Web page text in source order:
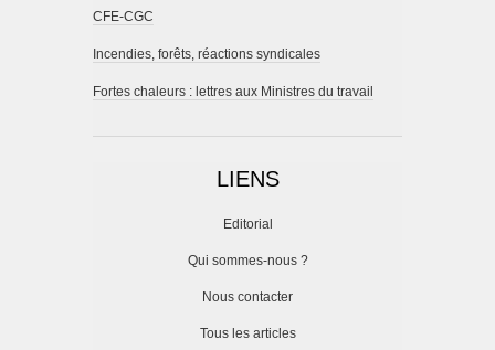
CFE-CGC
Incendies, forêts, réactions syndicales
Fortes chaleurs : lettres aux Ministres du travail
LIENS
Editorial
Qui sommes-nous ?
Nous contacter
Tous les articles